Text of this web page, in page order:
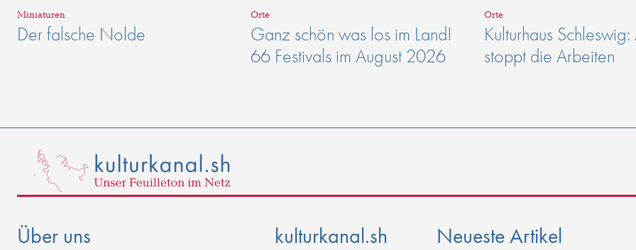
Miniaturen
Der falsche Nolde
Orte
Ganz schön was los im Land!
66 Festivals im August 2026
Orte
Kulturhaus
stoppt die Arbeiten
Über uns kulturkanal.sh Neueste Artikel